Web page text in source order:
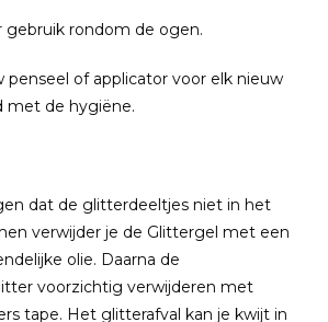
rondom de ogen.
penseel of applicator voor elk nieuw
met de hygiëne.
dat de glitterdeeltjes niet in het
verwijder je de Glittergel met een
olie. Daarna de
voorzichtig verwijderen met
tape. Het glitterafval kan je kwijt in